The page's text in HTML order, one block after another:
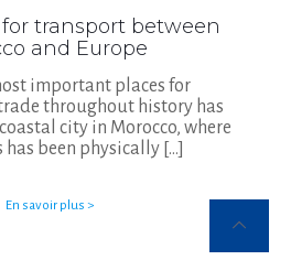
transport between
and Europe
important places for
throughout history has
city in Morocco, where
has been physically […]
En savoir plus >